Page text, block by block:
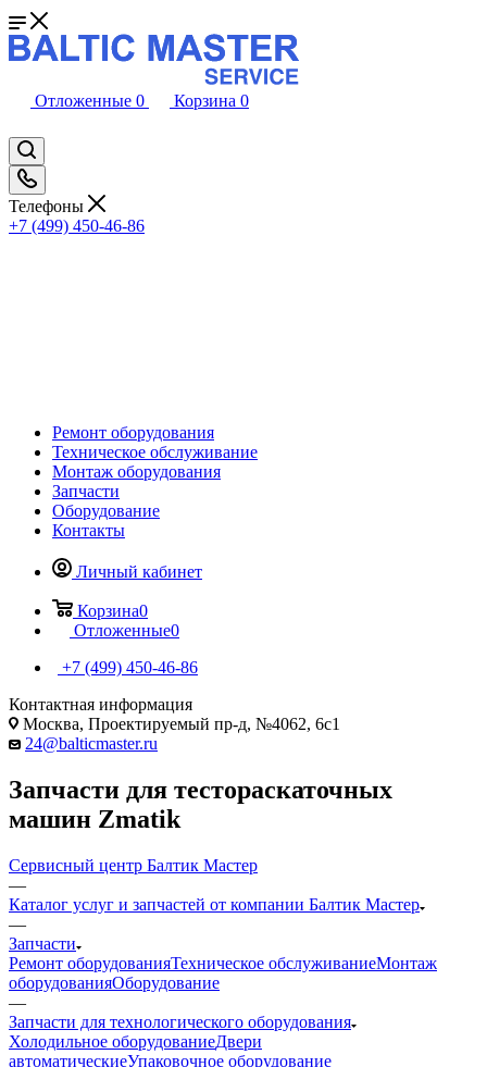
Отложенные 0 Корзина 0
Телефоны
+7 (499) 450-46-86
Ремонт оборудования
Техническое обслуживание
Монтаж оборудования
Запчасти
Оборудование
Контакты
Личный кабинет
Корзина0
Отложенные0
+7 (499) 450-46-86
Контактная информация
Москва, Проектируемый пр-д, №4062, 6с1
24@balticmaster.ru
Запчасти для тестораскаточных
машин Zmatik
Сервисный центр Балтик Мастер
—
Каталог услуг и запчастей от компании Балтик Мастер
—
Запчасти
Ремонт оборудованияТехническое обслуживаниеМонтаж
оборудованияОборудование
—
Запчасти для технологического оборудования
Холодильное оборудованиеДвери
автоматическиеУпаковочное оборудование